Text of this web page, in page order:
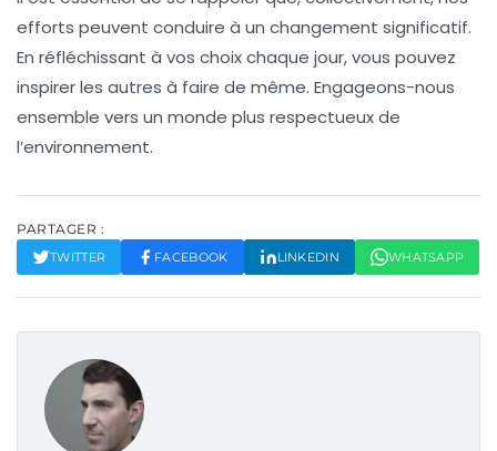
efforts peuvent conduire à un changement significatif.
En réfléchissant à vos choix chaque jour, vous pouvez
inspirer les autres à faire de même. Engageons-nous
ensemble vers un monde plus respectueux de
l’environnement.
PARTAGER :
TWITTER FACEBOOK LINKEDIN WHATSAPP